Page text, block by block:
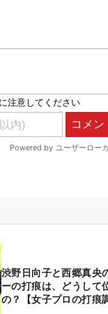
渋野日向子と西郷真央
ーの打痕は、どうして
の？【女子プロの打痕